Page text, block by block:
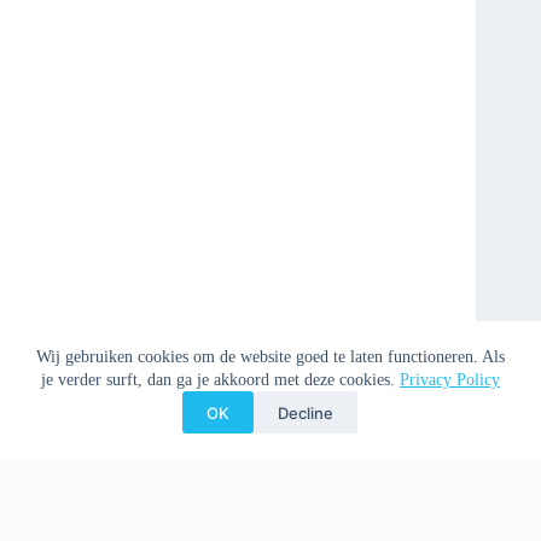
Wij gebruiken cookies om de website goed te laten functioneren. Als
je verder surft, dan ga je akkoord met deze cookies. Privacy Policy
OK Decline